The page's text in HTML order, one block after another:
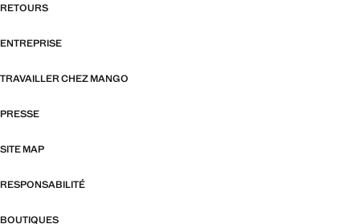
RETOURS
ENTREPRISE
TRAVAILLER CHEZ MANGO
PRESSE
SITE MAP
RESPONSABILITÉ
BOUTIQUES